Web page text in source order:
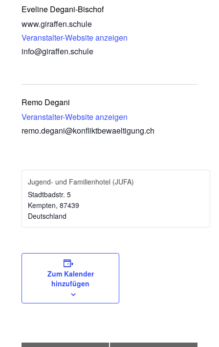
Eveline Degani-Bischof
www.giraffen.schule
Veranstalter-Website anzeigen
info@giraffen.schule
Remo Degani
Veranstalter-Website anzeigen
remo.degani@konfliktbewaeltigung.ch
Jugend- und Familienhotel (JUFA)
Stadtbadstr. 5
Kempten, 87439
Deutschland
Zum Kalender
hinzufügen